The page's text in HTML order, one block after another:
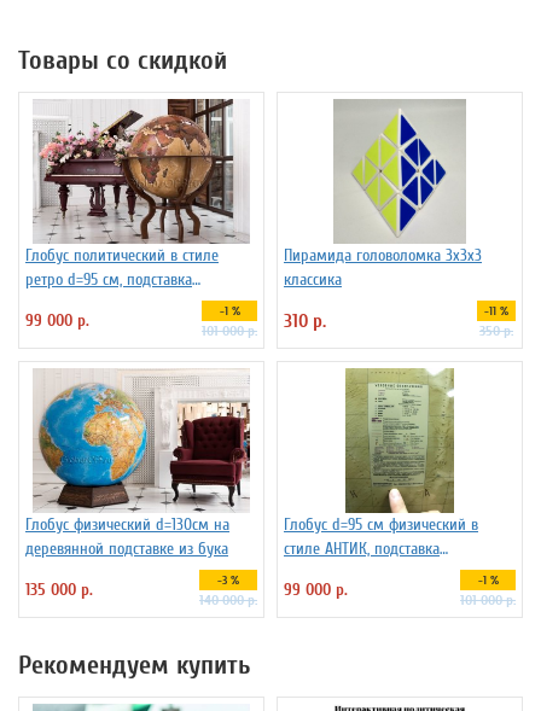
Товары со скидкой
Глобус политический в стиле
ретро d=95 см, подставка
99 000 р. -1 %
101 000 р.
Пирамида головоломка 3х3х3
классика
310 р. -11 %
350 р.
Глобус физический d=130см на
деревянной подставке из бука
135 000 р.
-3 %
140 000 р.
Глобус d=95 см физический в
стиле АНТИК, подставка
99 000 р. -1 %
101 000 р.
Рекомендуем купить